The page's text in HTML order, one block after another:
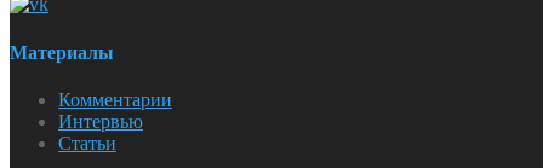
Материалы
Комментарии
Интервью
Статьи